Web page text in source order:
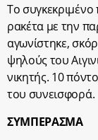
Το συγκεκριμένο
ρακέτα με την
αγωνίστηκε,
ψηλούς του
νικητής. 10
του συνεισφορά.
ΣΥΜΠΕΡΑΣΜΑ